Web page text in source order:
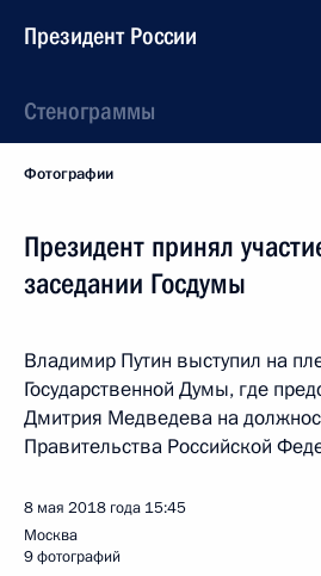
Президент России
Стенограммы
Фотографии
Президент принял
заседании Госдумы
Владимир Путин выступил на
Государственной Думы, где
Дмитрия Медведева на
Правительства Российской
8 мая 2018 года 15:45
Москва
9 фотографий